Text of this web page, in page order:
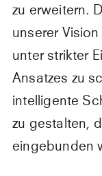
zu erweitern.
unserer
unter strikter
Ansatzes zu
intelligente
zu gestalten,
eingebunden